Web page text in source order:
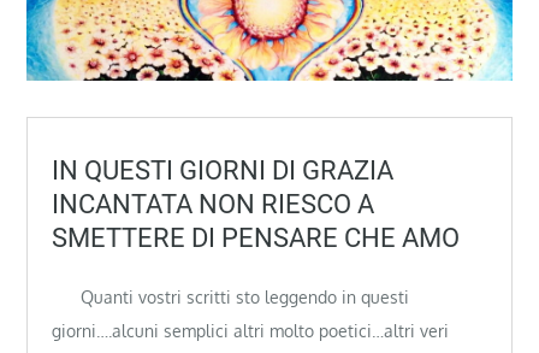
IN QUESTI GIORNI DI GRAZIA
INCANTATA NON RIESCO A
SMETTERE DI PENSARE CHE AMO
Quanti vostri scritti sto leggendo in questi
giorni….alcuni semplici altri molto poetici…altri veri